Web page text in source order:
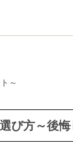
～
び方～後